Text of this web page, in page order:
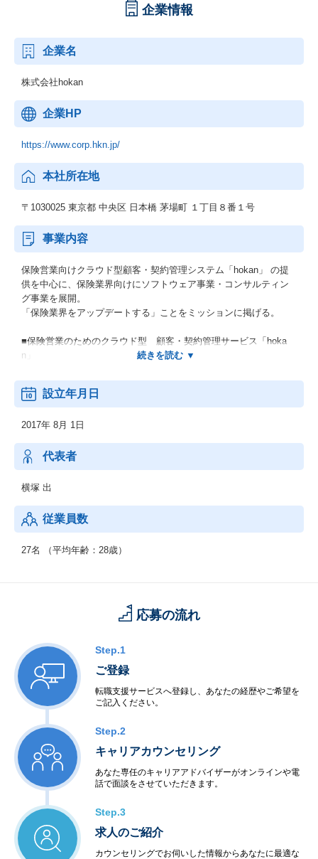
企業情報
企業名
株式会社hokan
企業HP
https://www.corp.hkn.jp/
本社所在地
〒1030025 東京都 中央区 日本橋 茅場町 １丁目８番１号
事業内容
保険営業向けクラウド型顧客・契約管理システム「hokan」 の提
供を中心に、保険業界向けにソフトウェア事業・コンサルティン
グ事業を展開。
「保険業界をアップデートする」ことをミッションに掲げる。
■保険営業のためのクラウド型 顧客・契約管理サービス「hoka
n」
■保険代理店開業支援、情報サイト「保険代理店開業.com」
■InsurTechConsulting（保険事業参入に関する総合的なご相談窓
口）
設立年月日
2017年 8月 1日
代表者
横塚 出
従業員数
27名 （平均年齢：28歳）
応募の流れ
Step.1
ご登録
転職支援サービスへ登録し、あなたの経歴やご希望を
ご記入ください。
Step.2
キャリアカウンセリング
あなた専任のキャリアアドバイザーがオンラインや電
話で面談をさせていただきます。
Step.3
求人のご紹介
カウンセリングでお伺いした情報からあなたに最適な